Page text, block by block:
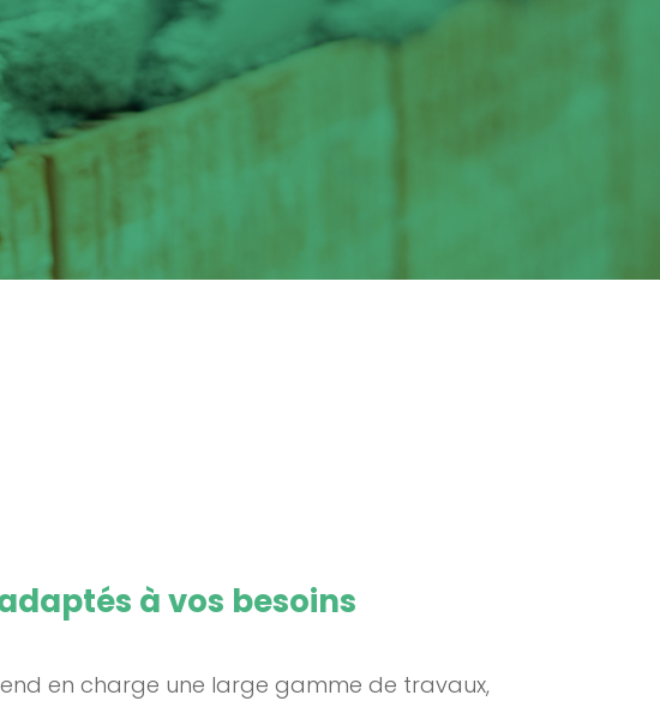
à vos besoins
en charge une large gamme de travaux,